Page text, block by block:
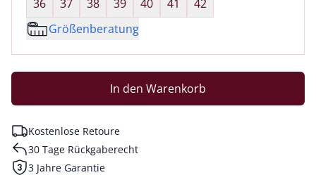
36
37 38 39 40 41
42
Größenberatung
In den Warenkorb
Kostenlose Retoure
30 Tage Rückgaberecht
3 Jahre Garantie